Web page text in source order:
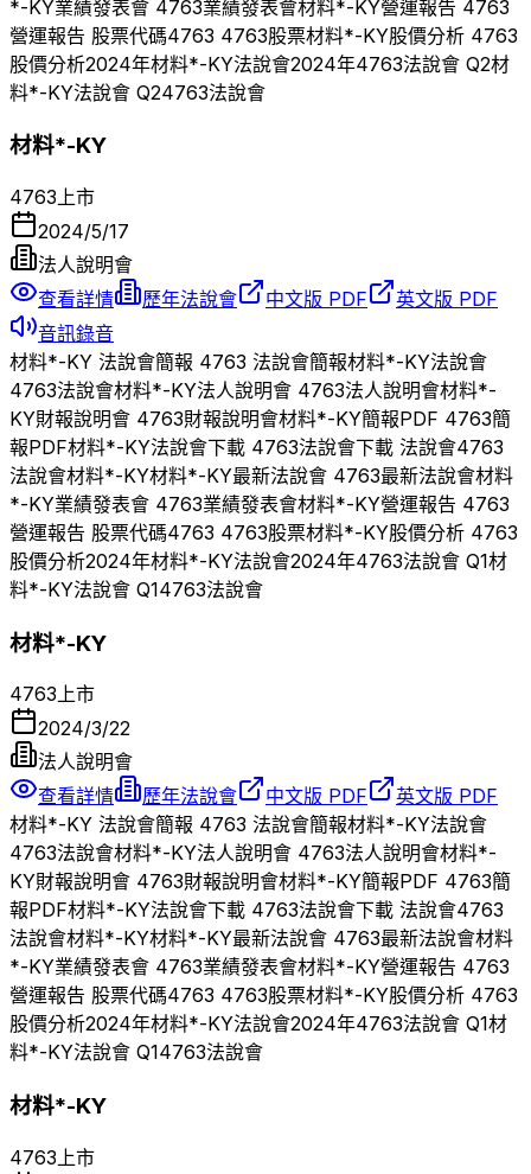
*-KY業績發表會 4763業績發表會材料*-KY營運報告 4763
營運報告 股票代碼4763 4763股票材料*-KY股價分析 4763
股價分析2024年材料*-KY法說會2024年4763法說會 Q2材
料*-KY法說會 Q24763法說會
材料*-KY
4763 上市
2024/5/17
法人說明會
查看詳情
歷年法說會 中文版 PDF
英文版 PDF
音訊錄音
材料*-KY 法說會簡報 4763 法說會簡報材料*-KY法說會
4763法說會材料*-KY法人說明會 4763法人說明會材料*-
KY財報說明會 4763財報說明會材料*-KY簡報PDF 4763簡
報PDF材料*-KY法說會下載 4763法說會下載 法說會4763
法說會材料*-KY材料*-KY最新法說會 4763最新法說會材料
*-KY業績發表會 4763業績發表會材料*-KY營運報告 4763
營運報告 股票代碼4763 4763股票材料*-KY股價分析 4763
股價分析2024年材料*-KY法說會2024年4763法說會 Q1材
料*-KY法說會 Q14763法說會
材料*-KY
4763上市
2024/3/22
法人說明會
查看詳情
歷年法說會 中文版 PDF
英文版 PDF
材料*-KY 法說會簡報 4763 法說會簡報材料*-KY法說會
4763法說會材料*-KY法人說明會 4763法人說明會材料*-
KY財報說明會 4763財報說明會材料*-KY簡報PDF 4763簡
報PDF材料*-KY法說會下載 4763法說會下載 法說會4763
法說會材料*-KY材料*-KY最新法說會 4763最新法說會材料
*-KY業績發表會 4763業績發表會材料*-KY營運報告 4763
營運報告 股票代碼4763 4763股票材料*-KY股價分析 4763
股價分析2024年材料*-KY法說會2024年4763法說會 Q1材
料*-KY法說會 Q14763法說會
材料*-KY
4763 上市